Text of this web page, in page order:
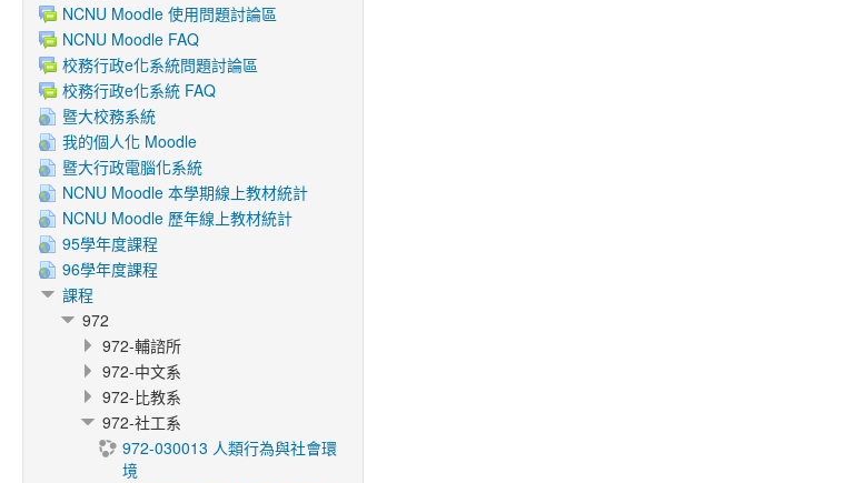
NCNU Moodle 使用問題討論區
NCNU Moodle FAQ
校務行政e化系統問題討論區
校務行政e化系統 FAQ
暨大校務系統
我的個人化 Moodle
暨大行政電腦化系統
NCNU Moodle 本學期線上教材統計
NCNU Moodle 歷年線上教材統計
95學年度課程
96學年度課程
課程
972
972-輔諮所
972-中文系
972-比教系
972-社工系
972-030013 人類行為與社會環
境